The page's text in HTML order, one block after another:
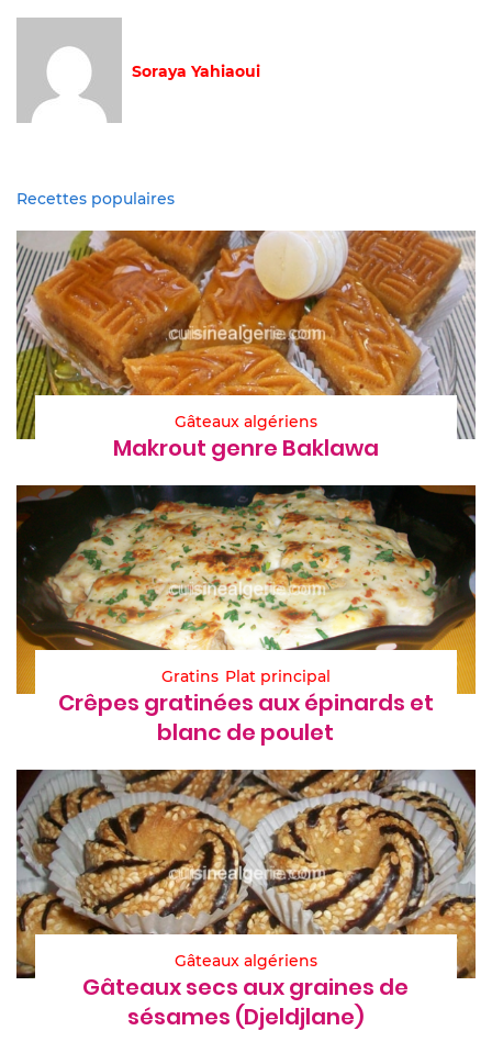
Soraya Yahiaoui
Recettes populaires
Gâteaux algériens
Makrout genre Baklawa
Gratins Plat principal
Crêpes gratinées aux épinards et
blanc de poulet
Gâteaux algériens
Gâteaux secs aux graines de
sésames (Djeldjlane)